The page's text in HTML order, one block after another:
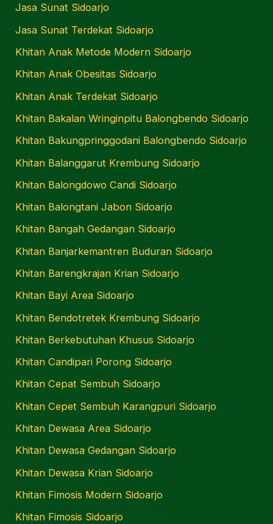
Jasa Sunat Sidoarjo
Jasa Sunat Terdekat Sidoarjo
Khitan Anak Metode Modern Sidoarjo
Khitan Anak Obesitas Sidoarjo
Khitan Anak Terdekat Sidoarjo
Khitan Bakalan Wringinpitu Balongbendo Sidoarjo
Khitan Bakungpringgodani Balongbendo Sidoarjo
Khitan Balanggarut Krembung Sidoarjo
Khitan Balongdowo Candi Sidoarjo
Khitan Balongtani Jabon Sidoarjo
Khitan Bangah Gedangan Sidoarjo
Khitan Banjarkemantren Buduran Sidoarjo
Khitan Barengkrajan Krian Sidoarjo
Khitan Bayi Area Sidoarjo
Khitan Bendotretek Krembung Sidoarjo
Khitan Berkebutuhan Khusus Sidoarjo
Khitan Candipari Porong Sidoarjo
Khitan Cepat Sembuh Sidoarjo
Khitan Cepet Sembuh Karangpuri Sidoarjo
Khitan Dewasa Area Sidoarjo
Khitan Dewasa Gedangan Sidoarjo
Khitan Dewasa Krian Sidoarjo
Khitan Fimosis Modern Sidoarjo
Khitan Fimosis Sidoarjo